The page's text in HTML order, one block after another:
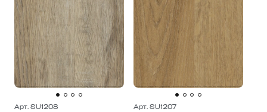
Арт. SU1208 Арт. SU1207